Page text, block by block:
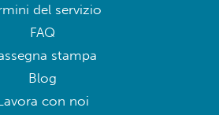
del servizio
FAQ
stampa
Blog
con noi